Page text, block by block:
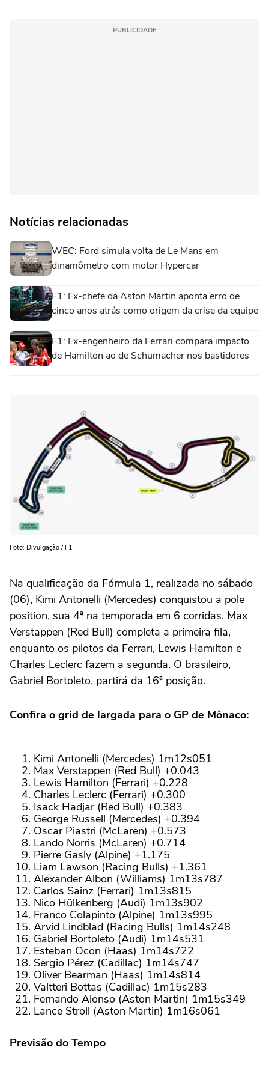
PUBLICIDADE
Notícias relacionadas
WEC: Ford simula volta de Le Mans em
dinamômetro com motor Hypercar
F1: Ex-chefe da Aston Martin aponta erro de
cinco anos atrás como origem da crise da equipe
F1: Ex-engenheiro da Ferrari compara impacto
de Hamilton ao de Schumacher nos bastidores
Foto: Divulgação / F1
Na qualificação da Fórmula 1, realizada no sábado
(06), Kimi Antonelli (Mercedes) conquistou a pole
position, sua 4ª na temporada em 6 corridas. Max
Verstappen (Red Bull) completa a primeira fila,
enquanto os pilotos da Ferrari, Lewis Hamilton e
Charles Leclerc fazem a segunda. O brasileiro,
Gabriel Bortoleto, partirá da 16ª posição.
Confira o grid de largada para o GP de Mônaco:
Kimi Antonelli (Mercedes) 1m12s051
Max Verstappen (Red Bull) +0.043
Lewis Hamilton (Ferrari) +0.228
Charles Leclerc (Ferrari) +0.300
Isack Hadjar (Red Bull) +0.383
George Russell (Mercedes) +0.394
Oscar Piastri (McLaren) +0.573
Lando Norris (McLaren) +0.714
Pierre Gasly (Alpine) +1.175
Liam Lawson (Racing Bulls) +1.361
Alexander Albon (Williams) 1m13s787
Carlos Sainz (Ferrari) 1m13s815
Nico Hülkenberg (Audi) 1m13s902
Franco Colapinto (Alpine) 1m13s995
Arvid Lindblad (Racing Bulls) 1m14s248
Gabriel Bortoleto (Audi) 1m14s531
Esteban Ocon (Haas) 1m14s722
Sergio Pérez (Cadillac) 1m14s747
Oliver Bearman (Haas) 1m14s814
Valtteri Bottas (Cadillac) 1m15s283
Fernando Alonso (Aston Martin) 1m15s349
Lance Stroll (Aston Martin) 1m16s061
Previsão do Tempo